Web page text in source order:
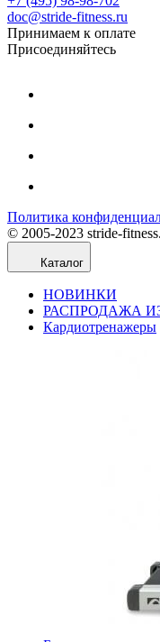
doc@stride-fitness.ru
Принимаем к оплате
Присоединяйтесь
Политика
© 2005-2023 stride-
Каталог
НОВИНКИ
РАСПРОДАЖА
Кардиотренажеры